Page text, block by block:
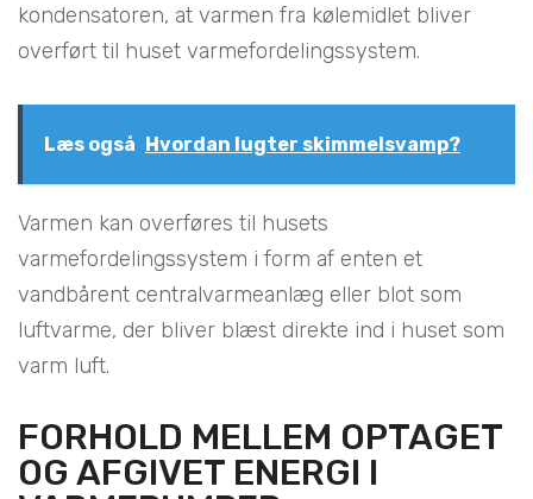
kondensatoren, at varmen fra kølemidlet bliver
overført til huset varmefordelingssystem.
Læs også Hvordan lugter skimmelsvamp?
Varmen kan overføres til husets
varmefordelingssystem i form af enten et
vandbårent centralvarmeanlæg eller blot som
luftvarme, der bliver blæst direkte ind i huset som
varm luft.
FORHOLD MELLEM OPTAGET
OG AFGIVET ENERGI I